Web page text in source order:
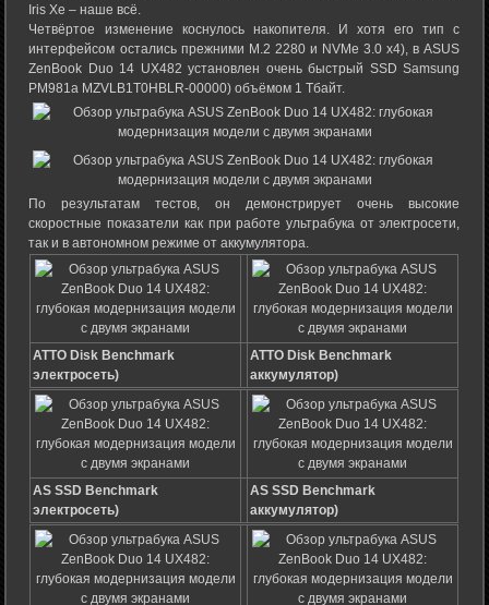
Iris Xe – наше всё.
Четвёртое изменение коснулось накопителя. И хотя его тип с
интерфейсом остались прежними M.2 2280 и NVMe 3.0 x4), в ASUS
ZenBook Duo 14 UX482 установлен очень быстрый SSD Samsung
PM981a MZVLB1T0HBLR-00000) объёмом 1 Тбайт.
По результатам тестов, он демонстрирует очень высокие
скоростные показатели как при работе ультрабука от электросети,
так и в автономном режиме от аккумулятора.
ATTO Disk Benchmark
электросеть)
ATTO Disk Benchmark
аккумулятор)
AS SSD Benchmark
электросеть)
AS SSD Benchmark
аккумулятор)